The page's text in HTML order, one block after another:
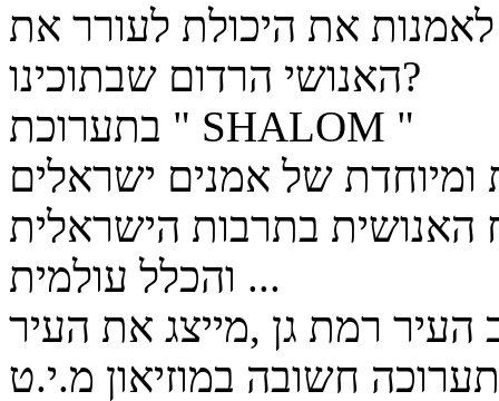
את היכולת לעורר את
האנושי הרדום שבתוכינו?
בתערוכת " SHALOM "
ומיוחדת של אמנים ישראלים
האנושית בתרבות הישראלית
והכלל עולמית ...
רמת גן ,מייצג את העיר